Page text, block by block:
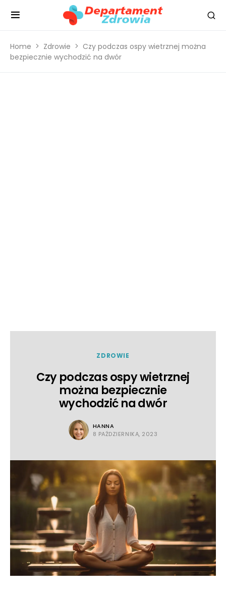
Home Zdrowie
Czy podczas ospy wietrznej można
bezpiecznie wychodzić na dwór
ZDROWIE
Czy podczas ospy wietrznej
można bezpiecznie
wychodzić na dwór
HANNA
8 PAŹDZIERNIKA, 2023